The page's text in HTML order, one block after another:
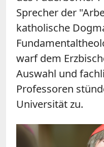
Sprecher der
katholische
warf dem
Auswahl und
Professoren
Universität zu.